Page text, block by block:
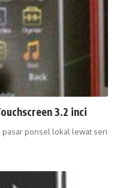
3.2 inci
pasar ponsel lokal lewat seri